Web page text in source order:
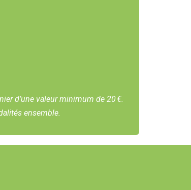
d’une valeur minimum de 20 €.
ensemble.